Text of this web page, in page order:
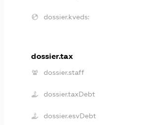
dossier.kveds:
dossier.tax
dossier.staff
dossier.taxDebt
dossier.esvDebt